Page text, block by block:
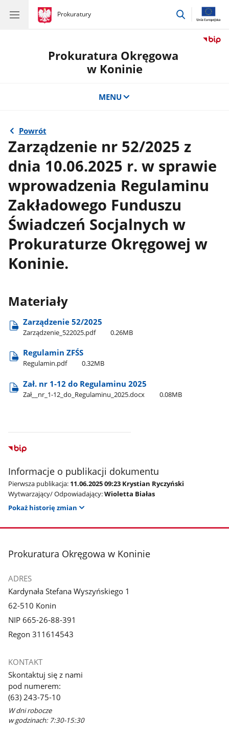
gov.pl
Prokuratury
gov.pl
Prokuratury
przejdź
Prokuratura Okręgowa
w Koninie
MENU
Powrót
Zarządzenie nr 52/2025 z
dnia 10.06.2025 r. w sprawie
wprowadzenia Regulaminu
Zakładowego Funduszu
Świadczeń Socjalnych w
Prokuraturze Okręgowej w
Koninie.
Materiały
Zarządzenie 52/2025
Zarządzenie​_522025.pdf 0.26MB
Regulamin ZFŚS
Regulamin.pdf 0.32MB
Zał. nr 1-12 do Regulaminu 2025
Zał​_​_nr​_1-12​_do​_Regulaminu​_2025.docx 0.08MB
Informacje o publikacji dokumentu
Pierwsza publikacja: 11.06.2025 09:23 Krystian Ryczyński
Wytwarzający/ Odpowiadający:Wioletta Białas
Pokaż historię zmian
stopka
Prokuratura Okręgowa w Koninie
ADRES
Kardynała Stefana Wyszyńskiego 1
62-510 Konin
NIP 665-26-88-391
Regon 311614543
KONTAKT
Skontaktuj się z nami
pod numerem:
(63) 243-75-10
W dni robocze
w godzinach: 7:30-15:30